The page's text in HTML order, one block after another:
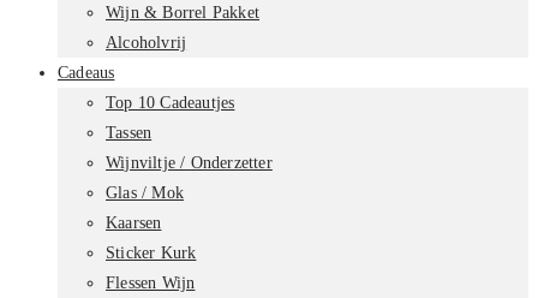
Wijn & Borrel Pakket
Alcoholvrij
Cadeaus
Top 10 Cadeautjes
Tassen
Wijnviltje / Onderzetter
Glas / Mok
Kaarsen
Sticker Kurk
Flessen Wijn